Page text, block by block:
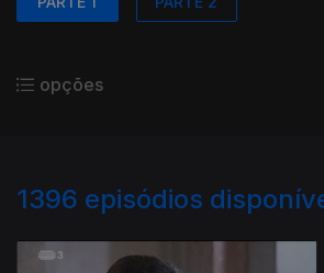
opções
1396 episódios